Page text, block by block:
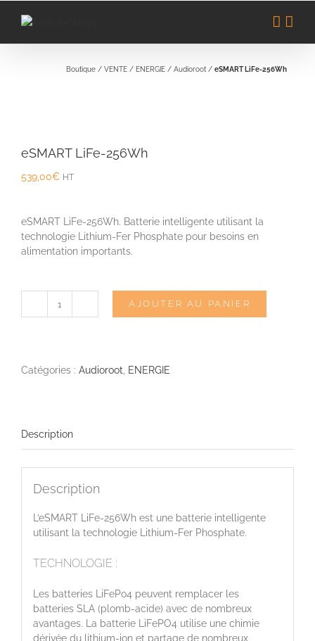
Boutique / VENTE / ENERGIE / Audioroot / eSMART LiFe-256Wh
eSMART LiFe-256Wh
539,00€ HT
eSMART LiFe-256Wh. Batterie intelligente utilisant la
technologie Lithium-Fer Phosphate pour besoins en
alimentation importants.
quantité
256Wh
AJOUTER AU PANIER
Catégories : Audioroot ENERGIE
Description
Description
L’eSMART LiFe-256Wh est une batterie intelligente
utilisant la technologie Lithium-Fer Phosphate.
TECHNOLOGIE :
Les batteries LiFePo4 peuvent remplacer les
batteries SLA (plomb-acide) avec de nombreux
avantages. La batterie LiFePO4 utilise une chimie
dérivée du lithium-ion et partage de nombreux